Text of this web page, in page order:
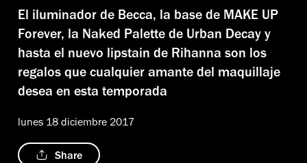
El iluminador de Becca, la base de MAKE UP
Forever, la Naked Palette de Urban Decay y
hasta el nuevo lipstain de Rihanna son los
regalos que cualquier amante del maquillaje
desea en esta temporada
lunes 18 diciembre 2017
Share